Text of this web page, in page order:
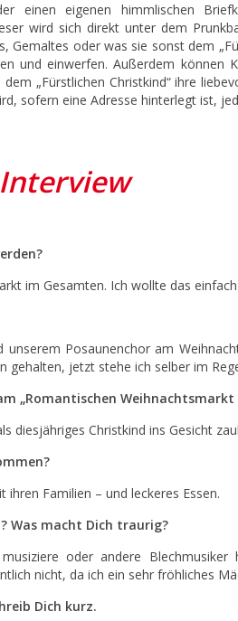
einen eigenen himmlischen
wird sich direkt unter dem
Gemaltes oder was sie sonst dem
und einwerfen. Außerdem können
„Fürstlichen Christkind“ ihre
sofern eine Adresse hinterlegt ist,
Interview
im Gesamten. Ich wollte das
Posaunenchor am
gehalten, jetzt stehe ich selber im
„Romantischen Weihnachtsmarkt
diesjähriges Christkind ins Gesicht
Familien – und leckeres Essen.
Was macht Dich traurig?
oder andere
nicht, da ich ein sehr fröhliches
Dich kurz.